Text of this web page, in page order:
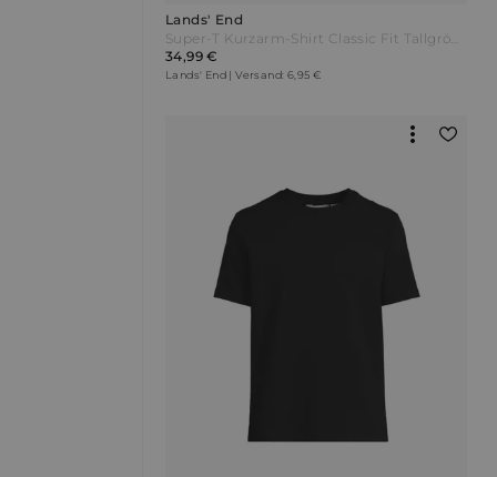
Lands' End
34,99 €
Lands' End | Versand: 6,95 €